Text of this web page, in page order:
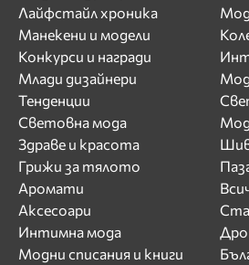
Лайфстайл хроника
Манекени и модели
Конкурси и награди
Млади дизайнери
Тенденции
Световна мода
Здраве и красота
Грижи за тялото
Аромати
Аксесоари
Интимна мода
Модни списания и книги